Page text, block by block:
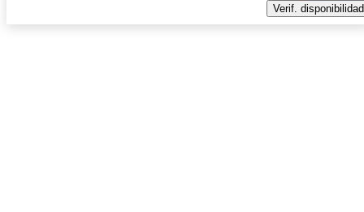
Verif. disponibilidad